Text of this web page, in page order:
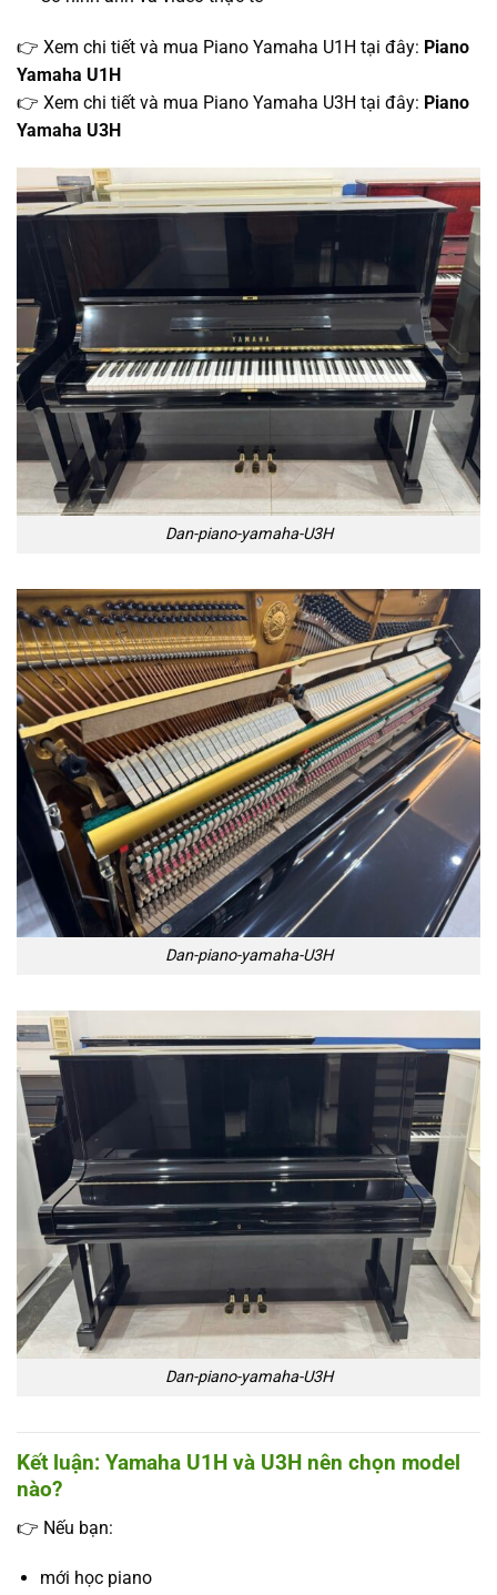
👉 Xem chi tiết và mua Piano Yamaha U1H tại đây: Piano
Yamaha U1H
👉 Xem chi tiết và mua Piano Yamaha U3H tại đây: Piano
Yamaha U3H
Dan-piano-yamaha-U3H
Dan-piano-yamaha-U3H
Dan-piano-yamaha-U3H
Kết luận: Yamaha U1H và U3H nên chọn model
nào?
👉 Nếu bạn:
mới học piano